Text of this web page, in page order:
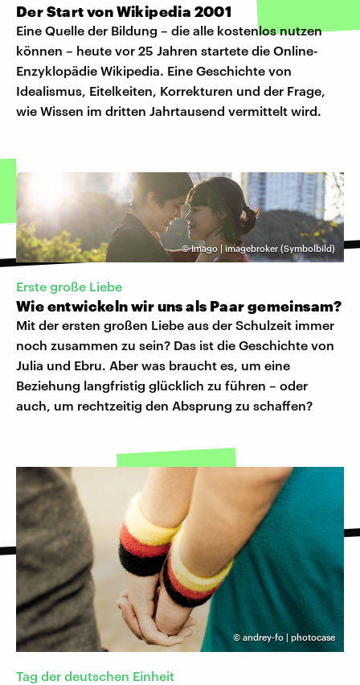
Der Start von Wikipedia 2001
Eine Quelle der Bildung – die alle kostenlos nutzen
können – heute vor 25 Jahren startete die Online-
Enzyklopädie Wikipedia. Eine Geschichte von
Idealismus, Eitelkeiten, Korrekturen und der Frage,
wie Wissen im dritten Jahrtausend vermittelt wird.
©Imago | imagebroker (Symbolbild)
Erste große Liebe
Wie entwickeln wir uns als Paar gemeinsam?
Mit der ersten großen Liebe aus der Schulzeit immer
noch zusammen zu sein? Das ist die Geschichte von
Julia und Ebru. Aber was braucht es, um eine
Beziehung langfristig glücklich zu führen – oder
auch, um rechtzeitig den Absprung zu schaffen?
© andrey-fo | photocase
Tag der deutschen Einheit